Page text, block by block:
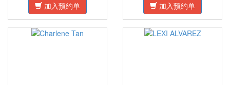
加入预约单 加入预约单